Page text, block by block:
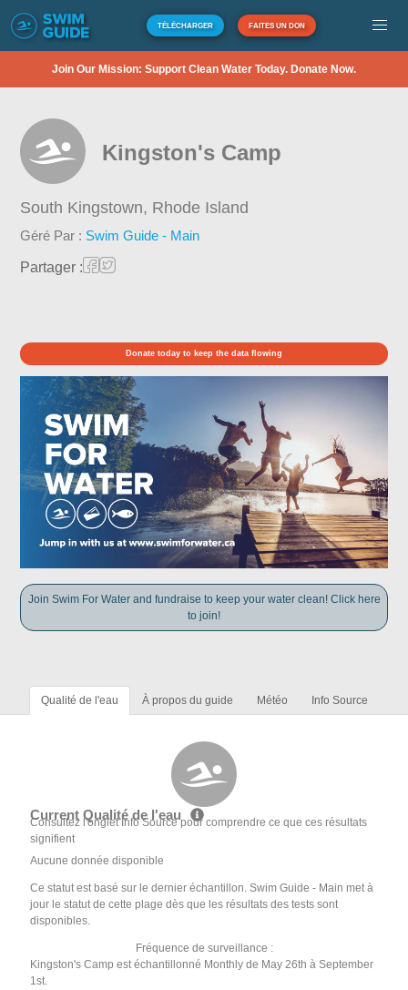
TÉLÉCHARGER FAITES UN DON
Join Our Mission: Support Clean Water Today. Donate Now.
Kingston's Camp
South Kingstown, Rhode Island
Géré Par : Swim Guide - Main
Partager :
Donate today to keep the data flowing
Join Swim For Water and fundraise to keep your water clean! Click here
to join!
Qualité de l'eau À propos du guide Météo Info Source
Current Qualité de l'eau
Consultez l'onglet Info Source pour comprendre ce que ces résultats
signifient
Aucune donnée disponible
Ce statut est basé sur le dernier échantillon. Swim Guide - Main met à
jour le statut de cette plage dès que les résultats des tests sont
disponibles.
Fréquence de surveillance :
Kingston's Camp est échantillonné Monthly de May 26th à September
1st.